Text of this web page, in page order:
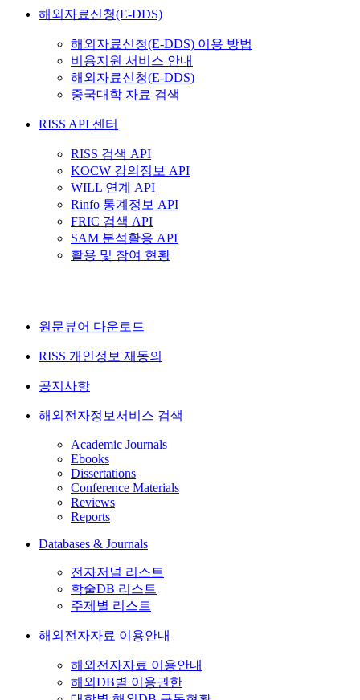
해외자료신청(E-DDS)
해외자료신청(E-DDS) 이용 방법
비용지원 서비스 안내
해외자료신청(E-DDS)
중국대학 자료 검색
RISS API 센터
RISS 검색 API
KOCW 강의정보 API
WILL 연계 API
Rinfo 통계정보 API
FRIC 검색 API
SAM 분석활용 API
활용 및 참여 현황
원문뷰어 다운로드
RISS 개인정보 재동의
공지사항
해외전자정보서비스 검색
Academic Journals
Ebooks
Dissertations
Conference Materials
Reviews
Reports
Databases & Journals
전자저널 리스트
학술DB 리스트
주제별 리스트
해외전자자료 이용안내
해외전자자료 이용안내
해외DB별 이용권한